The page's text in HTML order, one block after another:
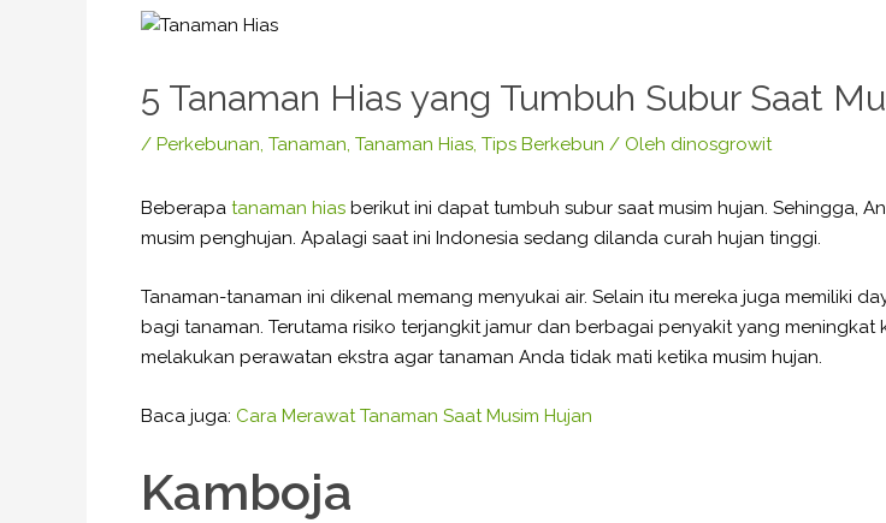
5 Tanaman Hias yang Tumbuh Subur Saat
/ Perkebunan, Tanaman, Tanaman Hias, Tips Berkebun / Oleh dinosgrowit
Beberapa tanaman hias berikut ini dapat tumbuh subur saat musim hujan. Sehingga,
musim penghujan. Apalagi saat ini Indonesia sedang dilanda curah hujan tinggi.
Tanaman-tanaman ini dikenal memang menyukai air. Selain itu mereka juga memiliki
bagi tanaman. Terutama risiko terjangkit jamur dan berbagai penyakit yang
melakukan perawatan ekstra agar tanaman Anda tidak mati ketika musim hujan.
Baca juga: Cara Merawat Tanaman Saat Musim Hujan
Kamboja